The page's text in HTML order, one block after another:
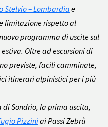
Stelvio – Lombardia e
limitazione rispetto al
programma di uscite sul
Oltre ad escursioni di
previste, facili camminate,
itinerari alpinistici per i più
di Sondrio, la prima uscita,
Pizziniai Passi Zebrù